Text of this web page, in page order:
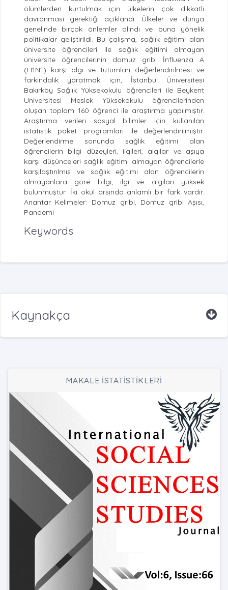
ölümlerden kurtulmak için ülkelerin çok dikkatli
davranması gerektiği açıklandı. Ülkeler ve dünya
genelinde birçok önlemler alındı ve buna yönelik
politikalar geliştirildi. Bu çalışma, sağlık eğitimi alan
üniversite öğrencileri ile sağlık eğitimi almayan
üniversite öğrencilerinin domuz gribi İnfluenza A
(H1N1) karşı algı ve tutumları değerlendirilmesi ve
farkındalık yaratmak için, İstanbul Üniversitesi
Bakırköy Sağlık Yüksekokulu öğrencileri ile Beykent
Üniversitesi Meslek Yüksekokulu öğrencilerinden
oluşan toplam 160 öğrenci ile araştırma yapılmıştır.
Araştırma verileri sosyal bilimler için kullanılan
istatistik paket programları ile değerlendirilmiştir.
Değerlendirme sonunda sağlık eğitimi alan
öğrencilerin bilgi düzeyleri, ilgileri, algılar ve aşıya
karşı düşünceleri sağlık eğitimi almayan öğrencilerle
karşılaştırılmış ve sağlık eğitimi alan öğrencilerin
almayanlara göre bilgi, ilgi ve algıları yüksek
bulunmuştur. İki okul arsında anlamlı bir fark vardır.
Anahtar Kelimeler: Domuz gribi, Domuz gribi Aşısı,
Pandemi
Keywords
Kaynakça
MAKALE İSTATİSTİKLERİ